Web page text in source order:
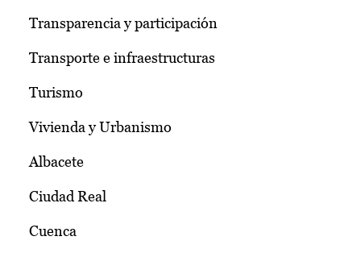
Transparencia y participación
Transporte e infraestructuras
Turismo
Vivienda y Urbanismo
Albacete
Ciudad Real
Cuenca